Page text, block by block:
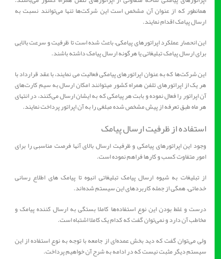
همانطور که از عنوان آن مشخص است این شرکت‌ها تنها می‌توانند نسبت به
ارسال پیامک اقدام نمایند.
این انحصار عملکرد اپراتورهای پیامکی، باعث شده است تا ظرفیت و سرعت بالایی
برای ارسال پیامک تبلیغاتی یا هرگونه ارسال پیامک داشته باشند.
این شرکت‌ها که به عنوان اپراتورهای پیامکی فعالیت می نمایند، با عقد قرارداد با
هر یک از اپراتورهای تلفن همراه کشور میتوانند امکان ارسال به سیم کارت‌های
آن اپراتور را فعال نموده و بابت هر پیامکی که به ایشان ارسال می‌کنند، در انتهای
هر ماه طبق تعرفه از پیش مشخص شده مبلغی را به آن اپراتور پرداخت نمایند.
​استفاده از ظرفیت ارسال پیامک
وجود این اپراتورهای پیامکی و ظرفیت ارسال بالای آنها فرصت مناسبی را برای
امور متفاوت کسب و کارها فراهم نموده است.
از تبلیغات به شیوه ارسال پیامک تبلیغاتی انبوه تا پیامک های اطلاع رسانی
خدماتی، همگی از جمله کاربردهای این سیستم شده‌اند.
درست و غلط بودن این نوع استفاده‌ها کاملا بستگی به ارسال کننده پیامک و
مخاطب آن دارد و نمی‌توان گفت که کدام یک کاملا اشتباه است.
ولی می‌توان گفت که دید بخش عمده‌ای از جامعه با توجه به نوع استفاده از این
سیستم دیگر مثبت نیست که در ادامه به شرح آن خواهیم پرداخت.